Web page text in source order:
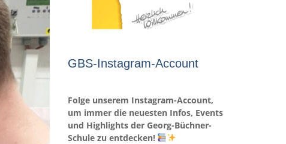
GBS-Instagram-Account
Folge unserem Instagram-Account,
um immer die neuesten Infos, Events
und Highlights der Georg-Büchner-
Schule zu entdecken!